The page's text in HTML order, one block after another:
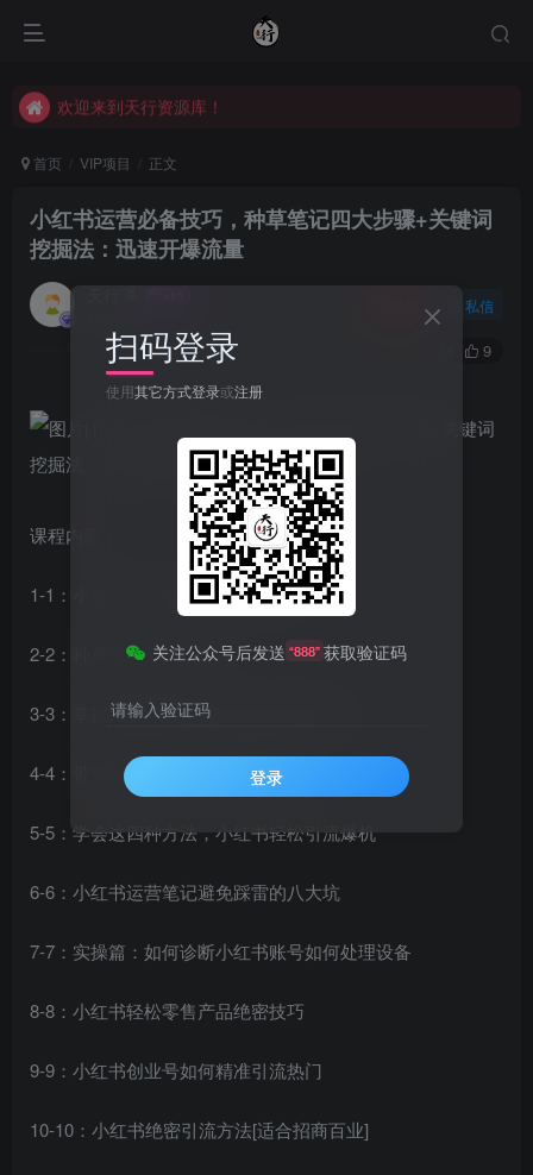
欢迎来到天行资源库！
首页 VIP项目 正文
小红书运营必备技巧，种草笔记四大步骤+关键词
挖掘法：迅速开爆流量
私信
9
课程内容：
1-1：小红书引流流量内部规则解析
2-2：种草笔记四大步骤
3-3：掌握关键词挖掘法迅速开爆流量热门
4-4：带你玩转搜索，提高用户质量
5-5：学会这四种方法，小红书轻松引流爆机
6-6：小红书运营笔记避免踩雷的八大坑
7-7：实操篇：如何诊断小红书账号如何处理设备
8-8：小红书轻松零售产品绝密技巧
9-9：小红书创业号如何精准引流热门
10-10：小红书绝密引流方法[适合招商百业]
扫码登录
使用其它方式登录或注册
关注公众号后发送 “888” 获取验证码
请输入验证码
登录